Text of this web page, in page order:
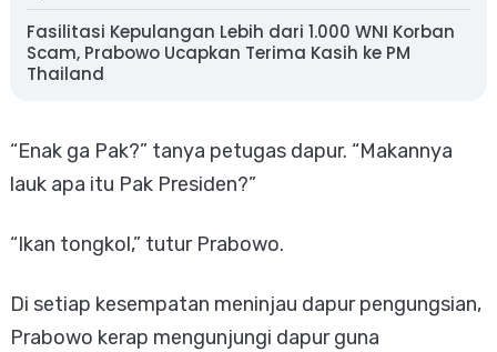
Fasilitasi Kepulangan Lebih dari 1.000 WNI Korban
Scam, Prabowo Ucapkan Terima Kasih ke PM
Thailand
“Enak ga Pak?” tanya petugas dapur. “Makannya
lauk apa itu Pak Presiden?”
“Ikan tongkol,” tutur Prabowo.
Di setiap kesempatan meninjau dapur pengungsian,
Prabowo kerap mengunjungi dapur guna